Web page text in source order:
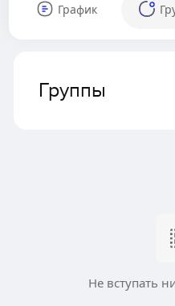
График
Группы
Не вступать